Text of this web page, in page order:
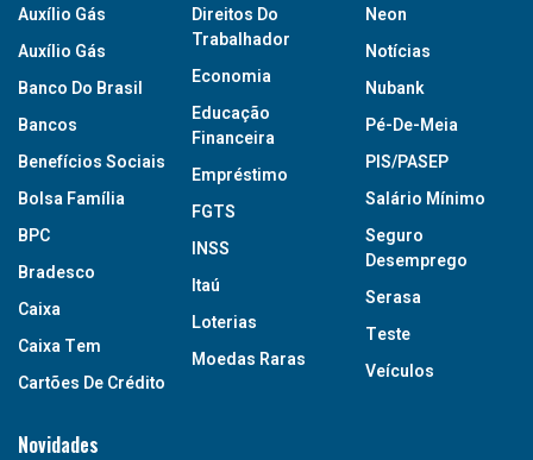
Auxílio Gás
Auxílio Gás
Banco Do Brasil
Bancos
Benefícios Sociais
Bolsa Família
BPC
Bradesco
Caixa
Caixa Tem
Cartões De Crédito
Direitos Do
Trabalhador
Economia
Educação
Financeira
Empréstimo
FGTS
INSS
Itaú
Loterias
Moedas Raras
Neon
Notícias
Nubank
Pé-De-Meia
PIS/PASEP
Salário Mínimo
Seguro
Desemprego
Serasa
Teste
Veículos
Novidades